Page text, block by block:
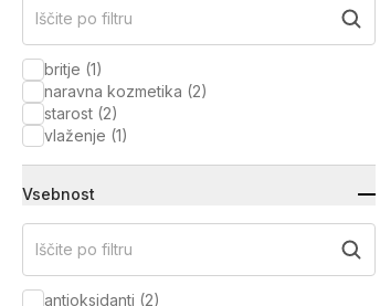
Iščite po filtru
britje (1)
naravna kozmetika (2)
starost (2)
vlaženje (1)
Vsebnost
Iščite po filtru
antioksidanti (2)